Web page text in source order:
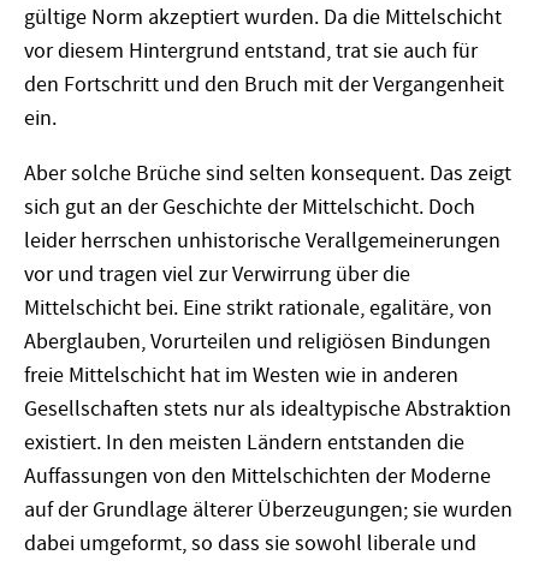
gültige Norm akzeptiert wurden. Da die Mittelschicht
vor diesem Hintergrund entstand, trat sie auch für
den Fortschritt und den Bruch mit der Vergangenheit
ein.
Aber solche Brüche sind selten konsequent. Das zeigt
sich gut an der Geschichte der Mittelschicht. Doch
leider herrschen unhistorische Verallgemeinerungen
vor und tragen viel zur Verwirrung über die
Mittelschicht bei. Eine strikt rationale, egalitäre, von
Aberglauben, Vorurteilen und religiösen Bindungen
freie Mittelschicht hat im Westen wie in anderen
Gesellschaften stets nur als idealtypische Abstraktion
existiert. In den meisten Ländern entstanden die
Auffassungen von den Mittelschichten der Moderne
auf der Grundlage älterer Überzeugungen; sie wurden
dabei umgeformt, so dass sie sowohl liberale und